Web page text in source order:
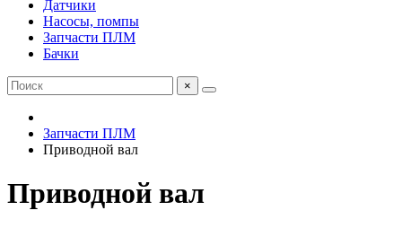
Датчики
Насосы, помпы
Запчасти ПЛМ
Бачки
×
Запчасти ПЛМ
Приводной вал
Приводной вал